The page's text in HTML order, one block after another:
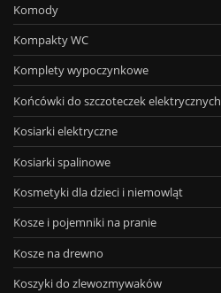
Komody
Kompakty WC
Komplety wypoczynkowe
Końcówki do szczoteczek elektrycznych
Kosiarki elektryczne
Kosiarki spalinowe
Kosmetyki dla dzieci i niemowląt
Kosze i pojemniki na pranie
Kosze na drewno
Koszyki do zlewozmywaków